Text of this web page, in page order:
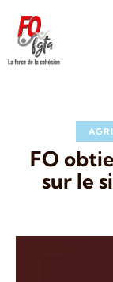
FO
sur le